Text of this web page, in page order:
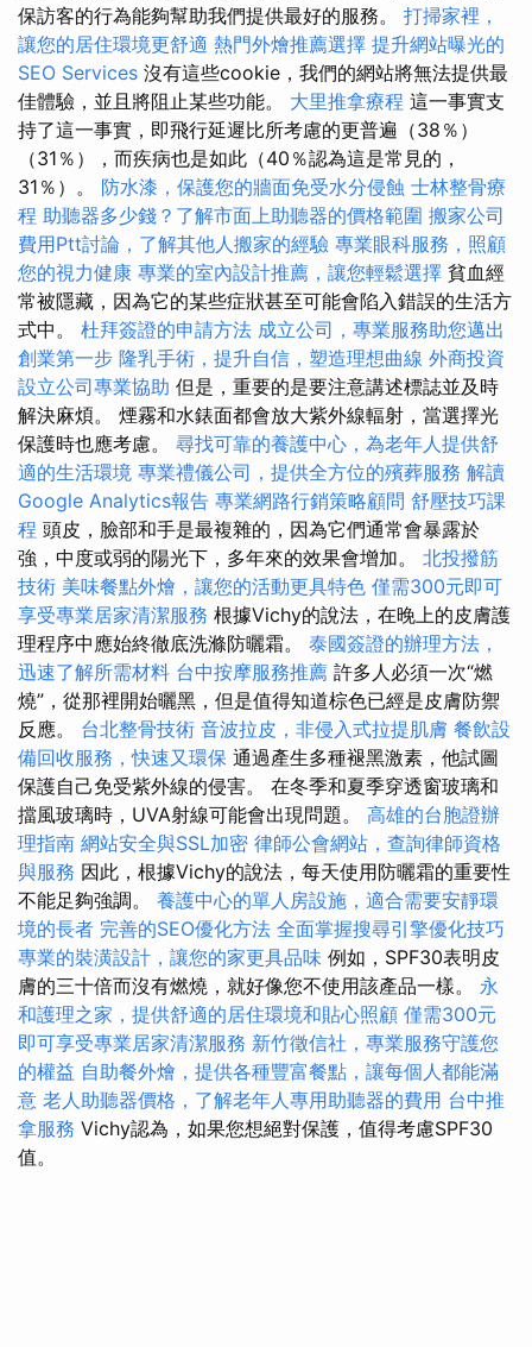
保訪客的行為能夠幫助我們提供最好的服務。 打掃家裡，
讓您的居住環境更舒適 熱門外燴推薦選擇 提升網站曝光的
SEO Services 沒有這些cookie，我們的網站將無法提供最
佳體驗，並且將阻止某些功能。 大里推拿療程 這一事實支
持了這一事實，即飛行延遲比所考慮的更普遍（38％）
（31％），而疾病也是如此（40％認為這是常見的，
31％）。 防水漆，保護您的牆面免受水分侵蝕 士林整骨療
程 助聽器多少錢？了解市面上助聽器的價格範圍 搬家公司
費用Ptt討論，了解其他人搬家的經驗 專業眼科服務，照顧
您的視力健康 專業的室內設計推薦，讓您輕鬆選擇 貧血經
常被隱藏，因為它的某些症狀甚至可能會陷入錯誤的生活方
式中。 杜拜簽證的申請方法 成立公司，專業服務助您邁出
創業第一步 隆乳手術，提升自信，塑造理想曲線 外商投資
設立公司專業協助 但是，重要的是要注意講述標誌並及時
解決麻煩。 煙霧和水錶面都會放大紫外線輻射，當選擇光
保護時也應考慮。 尋找可靠的養護中心，為老年人提供舒
適的生活環境 專業禮儀公司，提供全方位的殯葬服務 解讀
Google Analytics報告 專業網路行銷策略顧問 舒壓技巧課
程 頭皮，臉部和手是最複雜的，因為它們通常會暴露於
強，中度或弱的陽光下，多年來的效果會增加。 北投撥筋
技術 美味餐點外燴，讓您的活動更具特色 僅需300元即可
享受專業居家清潔服務 根據Vichy的說法，在晚上的皮膚護
理程序中應始終徹底洗滌防曬霜。 泰國簽證的辦理方法，
迅速了解所需材料 台中按摩服務推薦 許多人必須一次“燃
燒”，從那裡開始曬黑，但是值得知道棕色已經是皮膚防禦
反應。 台北整骨技術 音波拉皮，非侵入式拉提肌膚 餐飲設
備回收服務，快速又環保 通過產生多種褪黑激素，他試圖
保護自己免受紫外線的侵害。 在冬季和夏季穿透窗玻璃和
擋風玻璃時，UVA射線可能會出現問題。 高雄的台胞證辦
理指南 網站安全與SSL加密 律師公會網站，查詢律師資格
與服務 因此，根據Vichy的說法，每天使用防曬霜的重要性
不能足夠強調。 養護中心的單人房設施，適合需要安靜環
境的長者 完善的SEO優化方法 全面掌握搜尋引擎優化技巧
專業的裝潢設計，讓您的家更具品味 例如，SPF30表明皮
膚的三十倍而沒有燃燒，就好像您不使用該產品一樣。 永
和護理之家，提供舒適的居住環境和貼心照顧 僅需300元
即可享受專業居家清潔服務 新竹徵信社，專業服務守護您
的權益 自助餐外燴，提供各種豐富餐點，讓每個人都能滿
意 老人助聽器價格，了解老年人專用助聽器的費用 台中推
拿服務 Vichy認為，如果您想絕對保護，值得考慮SPF30
值。